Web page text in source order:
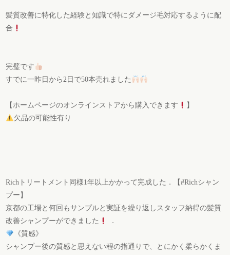
髪質改善に特化した経験と知識で特にダメージ毛対応するように配
合
完璧です
すでに一昨日から2日で50本売れました
【ホームページのオンラインストアから購入できます
】
欠品の可能性有り
Richトリートメント同様1年以上かかって完成した．【#Richシャン
プー】
京都の工場と何回もサンプルと実証を繰り返しスタッフ納得の髪質
改善シャンプーができました
．
《質感》
シャンプー後の質感と思えない程の指通りで、とにかく柔らかくま